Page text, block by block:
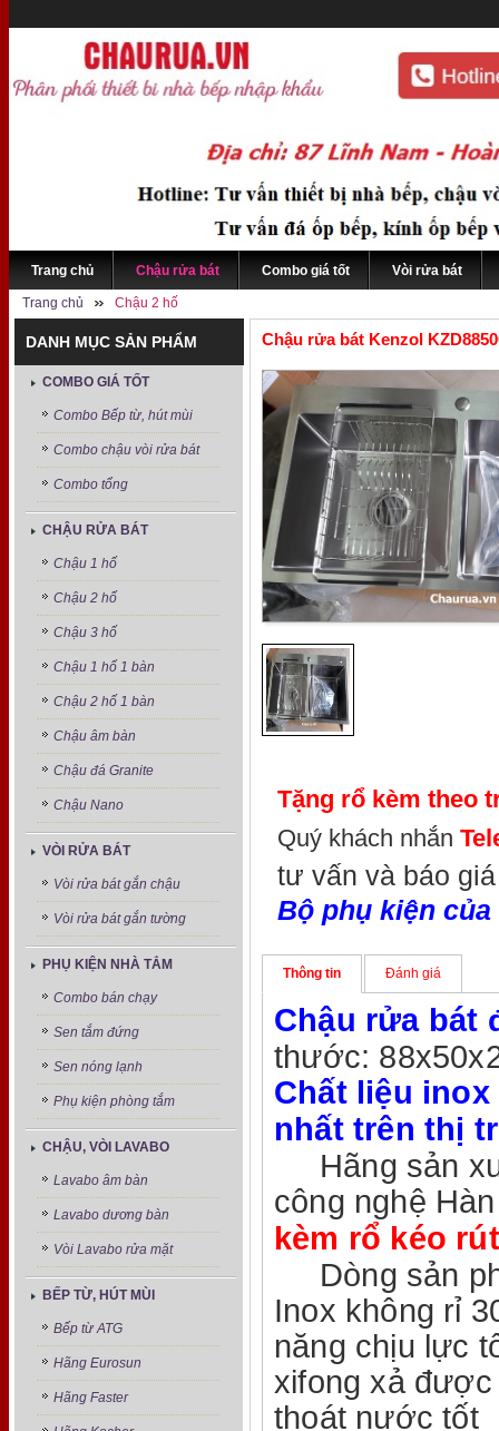
Trang chủ Chậu rửa bát Combo giá tốt Vòi rửa bát
Trang chủ Chậu 2 hố
DANH MỤC SẢN PHẨM
COMBO GIÁ TỐT
Combo Bếp từ, hút mùi
Combo chậu vòi rửa bát
Combo tổng
CHẬU RỬA BÁT
Chậu 1 hố
Chậu 2 hố
Chậu 3 hố
Chậu 1 hố 1 bàn
Chậu 2 hố 1 bàn
Chậu âm bàn
Chậu đá Granite
Chậu Nano
VÒI RỬA BÁT
Vòi rửa bát gắn chậu
Vòi rửa bát gắn tường
PHỤ KIỆN NHÀ TẮM
Combo bán chạy
Sen tắm đứng
Sen nóng lạnh
Phụ kiện phòng tắm
CHẬU, VÒI LAVABO
Lavabo âm bàn
Lavabo dương bàn
Vòi Lavabo rửa mặt
BẾP TỪ, HÚT MÙI
Bếp từ ATG
Hãng Eurosun
Hãng Faster
Chậu rửa bát Kenzol
Tặng rổ kèm theo
Quý khách nhắn
tư vấn và báo
Bộ phụ kiện
Thông tin Đánh giá
Chậu rửa bát
thước:
Chất liệu
nhất trên thị
Hãng sản
công nghệ
kèm rổ kéo
Dòng sản
Inox không rỉ
năng chịu lực
xifong xả
thoát nước tốt